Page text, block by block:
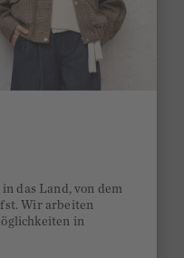
das Land, von dem
Wir arbeiten
in